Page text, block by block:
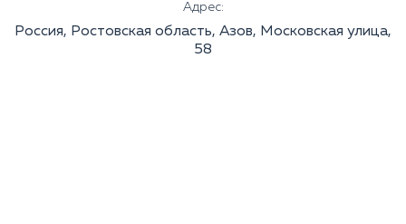
Адрес:
Россия, Ростовская область, Азов, Московская улица,
58